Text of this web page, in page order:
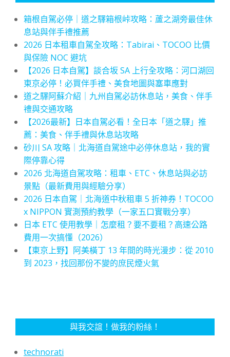
箱根自駕必停｜道之驛箱根峠攻略：蘆之湖旁最佳休
息站與伴手禮推薦
2026 日本租車自駕全攻略：Tabirai、TOCOO 比價
與保險 NOC 避坑
【2026 日本自駕】談合坂 SA 上行全攻略：河口湖回
東京必停！必買伴手禮、美食地圖與塞車應對
道之驛阿蘇介紹｜九州自駕必訪休息站，美食、伴手
禮與交通攻略
【2026最新】日本自駕必看！全日本「道之驛」推
薦：美食、伴手禮與休息站攻略
砂川 SA 攻略｜北海道自駕途中必停休息站，我的實
際停靠心得
2026 北海道自駕攻略：租車、ETC、休息站與必訪
景點（最新費用與經驗分享）
2026 日本自駕｜北海道中秋租車 5 折神券！TOCOO
x NIPPON 實測預約教學（一家五口實戰分享）
日本 ETC 使用教學｜怎麼租？要不要租？高速公路
費用一次搞懂（2026）
【東京上野】阿美橫丁 13 年間的時光漫步：從 2010
到 2023，找回那份不變的庶民煙火氣
與我交誼！做我的粉絲！
technorati